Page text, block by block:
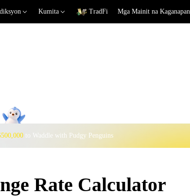
Kumita TradFi Mga Mainit na Kaganapan
to Waddle with Pudgy Penguins
Rate Calculator